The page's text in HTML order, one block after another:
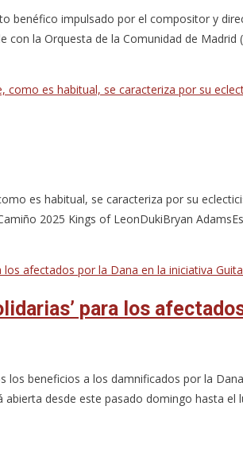
benéfico impulsado por el compositor y
la Orquesta de la Comunidad de Madrid
es habitual, se caracteriza por su
2025 Kings of LeonDukiBryan
para los
beneficios a los damnificados por la
desde este pasado domingo hasta el